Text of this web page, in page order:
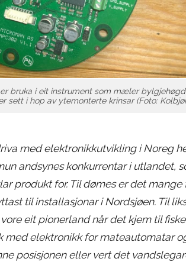
bruka i eit instrument som mæler
sett i hop av ytemonterte krinsar (Foto:
med elektronikkutvikling i Noreg
andsynes konkurrentar i utlandet,
produkt for. Til dømes er det mange
til installasjonar i Nordsjøen. Til
eit pionerland når det kjem til
med elektronikk for mateautomatar
posisjonen eller vert det